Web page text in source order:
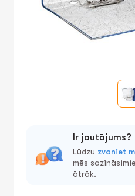
Ir jautājums?
Lūdzu zvaniet
mēs
ātrāk.